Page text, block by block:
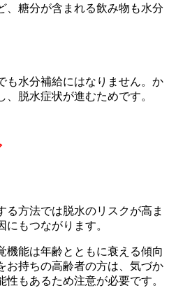
、糖分が含まれる飲み物も水分
も水分補給にはなりません。か
脱水症状が進むためです。
る方法では脱水のリスクが高ま
もつながります。
機能は年齢とともに衰える傾向
お持ちの高齢者の方は、気づか
もあるため注意が必要です。